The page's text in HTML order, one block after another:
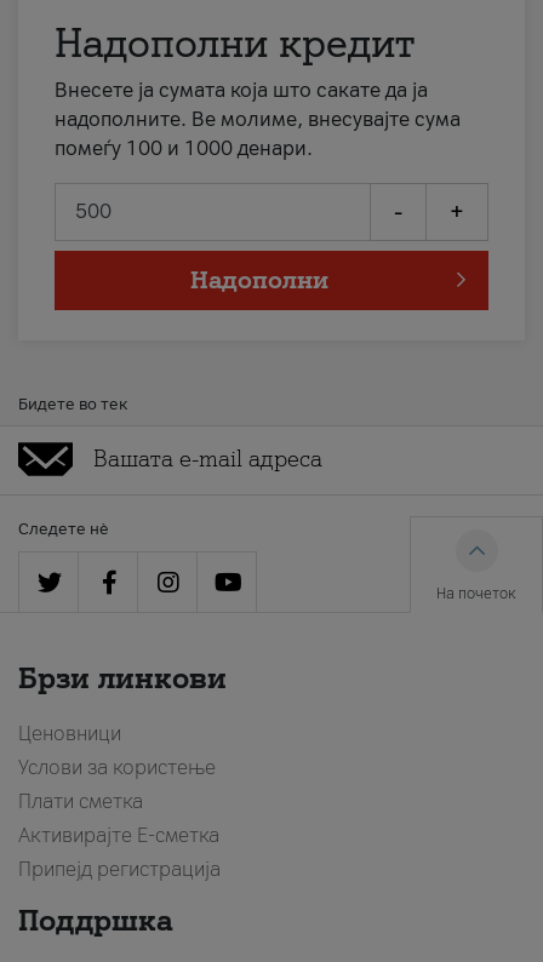
Надополни кредит
Внесете ја сумата која што сакате да ја
надополните. Ве молиме, внесувајте сума
помеѓу 100 и 1000 денари.
- +
Надополни
Бидете во тек
Следете нè
На почеток
Брзи линкови
Ценовници
Услови за користење
Плати сметка
Активирајте Е-сметка
Припејд регистрација
Поддршка